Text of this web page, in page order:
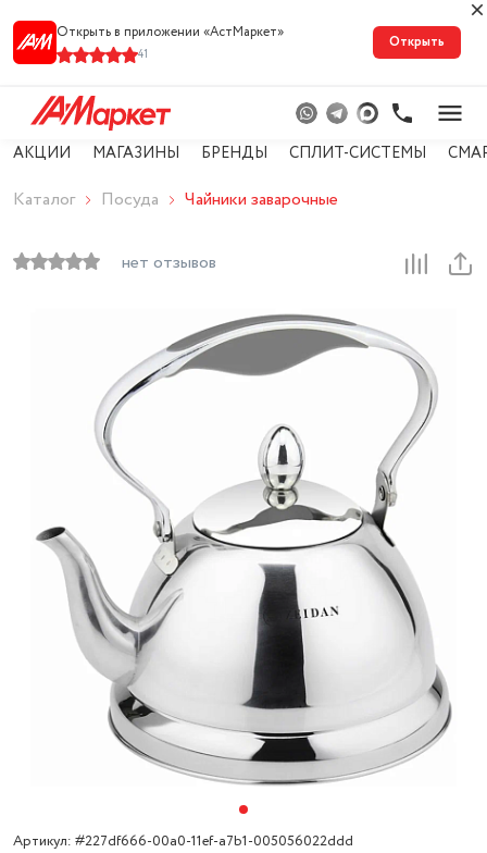
Открыть в приложении «АстМарке‪т‬»
41
Открыть
АКЦИИ МАГАЗИНЫ БРЕНДЫ СПЛИТ-СИСТЕМЫ
Каталог Посуда Чайники заварочные
нет отзывов
Артикул: #227df666-00a0-11ef-a7b1-005056022ddd